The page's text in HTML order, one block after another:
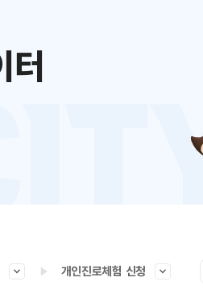
개인진로체험 신청